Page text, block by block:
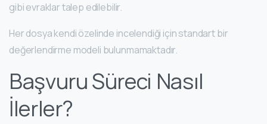
gibi evraklar talep edilebilir.
Her dosya kendi özelinde incelendiği için standart bir
değerlendirme modeli bulunmamaktadır.
Başvuru Süreci Nasıl
İlerler?